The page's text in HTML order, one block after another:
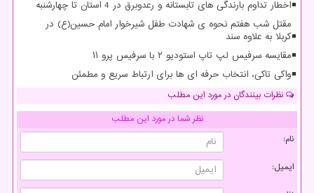
اخطار تداوم بارندگی های تابستانه و رعدوبرق در 4 استان تا چهارشنبه
مقتل شب هفتم نحوه ی شهادت طفل شیرخوار امام حسین(ع) در
کربلا به علاوه سند
مقایسه سرفیس لپ تاپ استودیو ۲ با سرفیس پرو ۱۱
واکی تاکی، انتخاب حرفه ای ها برای ارتباط سریع و مطمئن
نظرات بینندگان در مورد این مطلب
نظر شما در مورد این مطلب
نام:
ایمیل: